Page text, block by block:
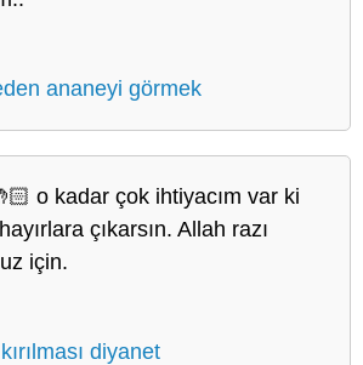
ananeyi görmek
o kadar çok ihtiyacım var ki
çıkarsın. Allah razı
için.
diyanet